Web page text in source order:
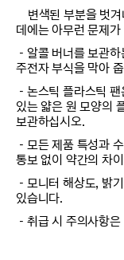
변색된 부분을 벗겨
데에는 아무런 문제
－알콜 버너를 보관
주전자 부식을 막아
－논스틱 플라스틱
있는 얇은 원 모양의
보관하십시오.
－모든 제품 특성과
통보 없이 약간의 차
－모니터 해상도, 밝
있습니다.
－취급 시 주의사항